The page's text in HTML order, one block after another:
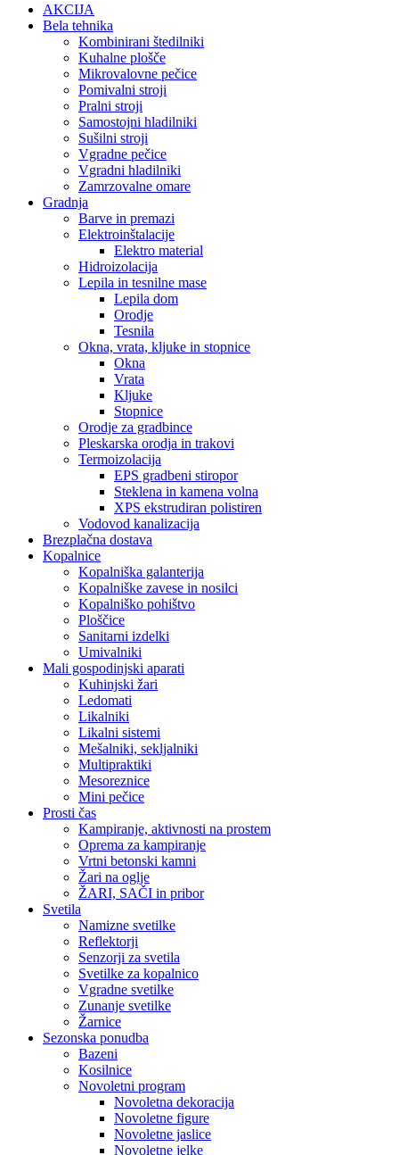
AKCIJA
Bela tehnika
Kombinirani štedilniki
Kuhalne plošče
Mikrovalovne pečice
Pomivalni stroji
Pralni stroji
Samostojni hladilniki
Sušilni stroji
Vgradne pečice
Vgradni hladilniki
Zamrzovalne omare
Gradnja
Barve in premazi
Elektroinštalacije
Elektro material
Hidroizolacija
Lepila in tesnilne mase
Lepila dom
Orodje
Tesnila
Okna, vrata, kljuke in stopnice
Okna
Vrata
Kljuke
Stopnice
Orodje za gradbince
Pleskarska orodja in trakovi
Termoizolacija
EPS gradbeni stiropor
Steklena in kamena volna
XPS ekstrudiran polistiren
Vodovod kanalizacija
Brezplačna dostava
Kopalnice
Kopalniška galanterija
Kopalniške zavese in nosilci
Kopalniško pohištvo
Ploščice
Sanitarni izdelki
Umivalniki
Mali gospodinjski aparati
Kuhinjski žari
Ledomati
Likalniki
Likalni sistemi
Mešalniki, sekljalniki
Multipraktiki
Mesoreznice
Mini pečice
Prosti čas
Kampiranje, aktivnosti na prostem
Oprema za kampiranje
Vrtni betonski kamni
Žari na oglje
ŽARI, SAČI in pribor
Svetila
Namizne svetilke
Reflektorji
Senzorji za svetila
Svetilke za kopalnico
Vgradne svetilke
Zunanje svetilke
Žarnice
Sezonska ponudba
Bazeni
Kosilnice
Novoletni program
Novoletna dekoracija
Novoletne figure
Novoletne jaslice
Novoletne jelke